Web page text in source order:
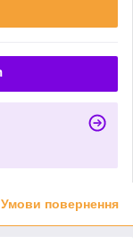
Умови повернення